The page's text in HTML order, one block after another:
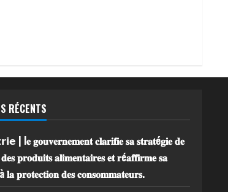
RÉCENTS
| l𝐞 𝐠𝐨𝐮𝐯𝐞𝐫𝐧𝐞𝐦𝐞𝐧𝐭 𝐜𝐥𝐚𝐫𝐢𝐟𝐢𝐞 𝐬𝐚 𝐬𝐭𝐫𝐚𝐭é𝐠𝐢𝐞 𝐝𝐞
𝐩𝐫𝐨𝐝𝐮𝐢𝐭𝐬 𝐚𝐥𝐢𝐦𝐞𝐧𝐭𝐚𝐢𝐫𝐞𝐬 𝐞𝐭 𝐫é𝐚𝐟𝐟𝐢𝐫𝐦𝐞 𝐬𝐚
à 𝐥𝐚 𝐩𝐫𝐨𝐭𝐞𝐜𝐭𝐢𝐨𝐧 𝐝𝐞𝐬 𝐜𝐨𝐧𝐬𝐨𝐦𝐦𝐚𝐭𝐞𝐮𝐫𝐬.